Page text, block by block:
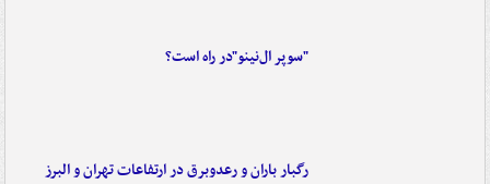
"سوپر ال‌نینو"در راه است؟
رگبار باران و رعدوبرق در ارتفاعات تهران و البرز